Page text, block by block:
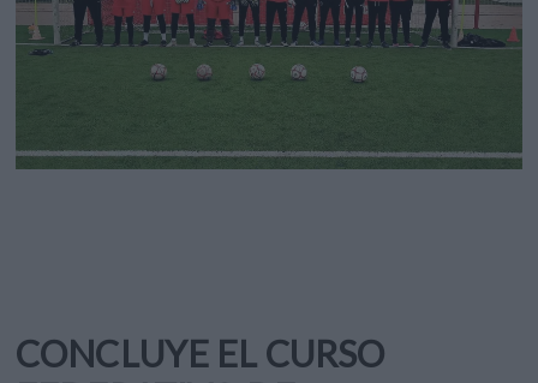
CONCLUYE EL CURSO